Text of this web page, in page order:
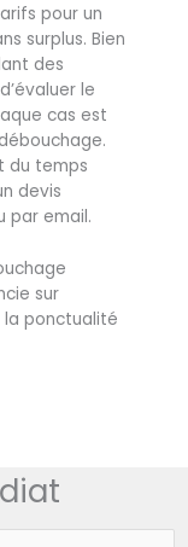
pour un
surplus. Bien
des
le
cas est
du temps
devis
par email.
sur
la ponctualité